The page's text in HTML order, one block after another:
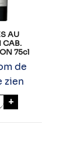
75cl
AU
CAB.
75cl
de
zien
AU
+